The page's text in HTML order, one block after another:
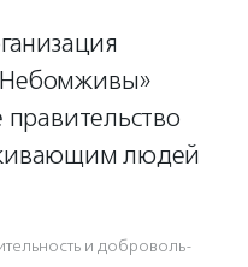
людей
и доброволь­